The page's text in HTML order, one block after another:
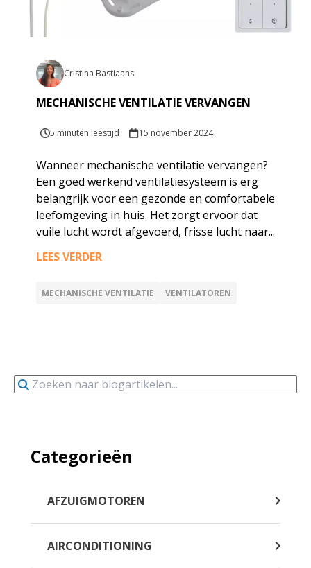
Cristina Bastiaans
MECHANISCHE VENTILATIE VERVANGEN
5 minuten leestijd 15 november 2024
Wanneer mechanische ventilatie vervangen?
Een goed werkend ventilatiesysteem is erg
belangrijk voor een gezonde en comfortabele
leefomgeving in huis. Het zorgt ervoor dat
vuile lucht wordt afgevoerd, frisse lucht naar...
LEES VERDER
MECHANISCHE VENTILATIE VENTILATOREN
Categorieën
AFZUIGMOTOREN
AIRCONDITIONING